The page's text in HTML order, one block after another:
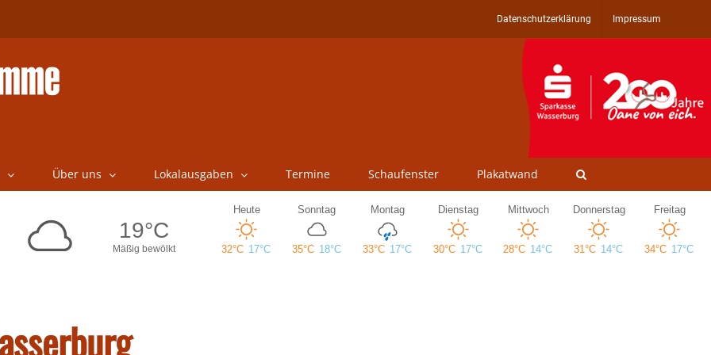
Datenschutzerklärung Impressum
Über uns Lokalausgaben Termine Schaufenster Plakatwand